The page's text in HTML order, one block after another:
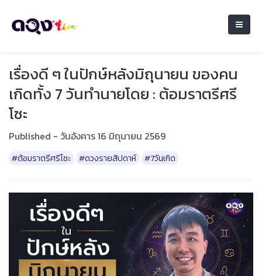
เรื่องดี ๆ ในปักษ์หลังมิถุนายน ของคน
เกิดทั้ง 7 วันทำนายโดย : ต้อมราตรีศรี
โซะ
Published - วันอังคาร 16 มิถุนายน 2569
#ต้อมราตรีศรีโซะ #ดวงรายสัปดาห์ #7วันเกิด